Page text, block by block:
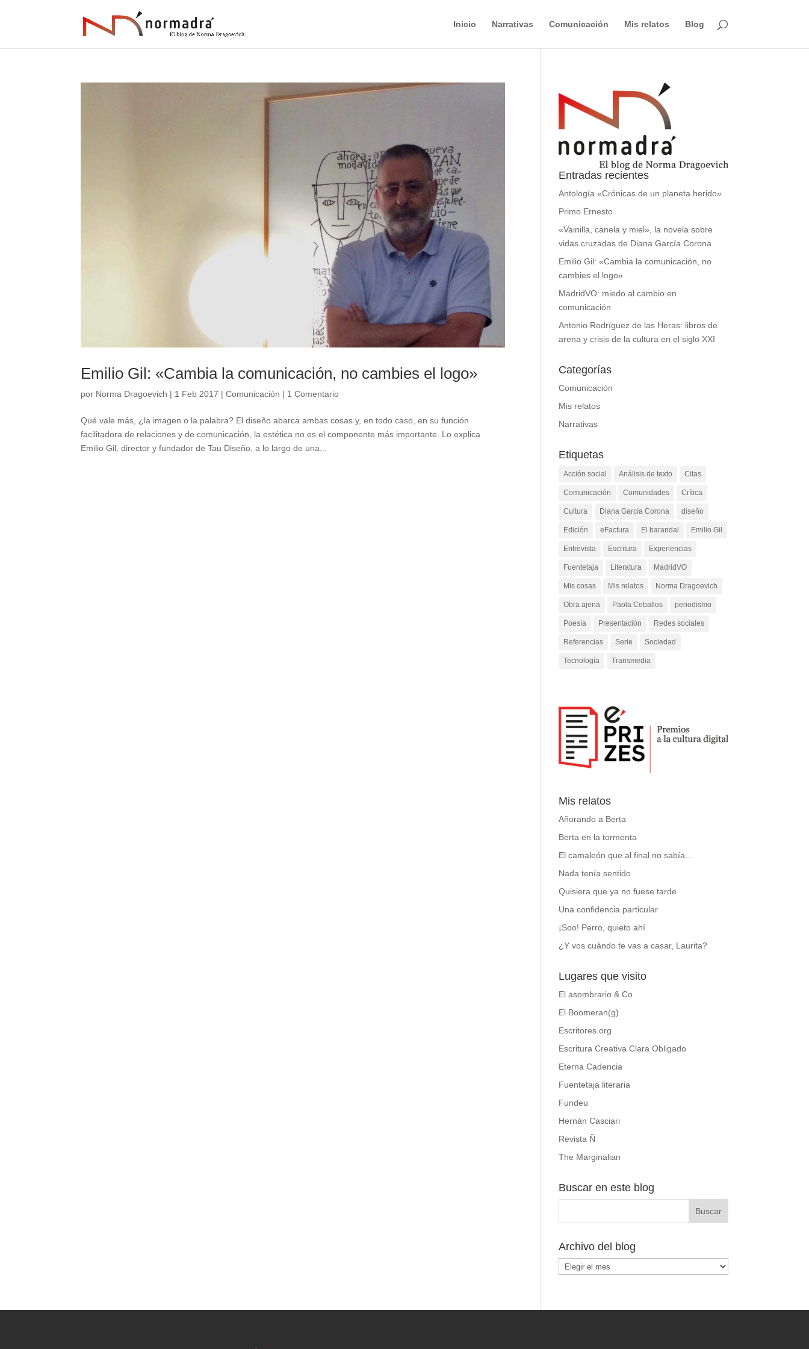
Inicio Narrativas Comunicación Mis relatos Blog
Emilio Gil: «Cambia la comunicación, no cambies el logo»
por Norma Dragoevich | 1 Feb 2017 |Comunicación | 1 Comentario
Qué vale más, ¿la imagen o la palabra? El diseño abarca ambas cosas y, en todo caso, en su función
facilitadora de relaciones y de comunicación, la estética no es el componente más importante. Lo explica
Emilio Gil, director y fundador de Tau Diseño, a lo largo de una...
Entradas recientes
Antología «Crónicas de un planeta herido»
Primo Ernesto
«Vainilla, canela y miel», la novela sobre
vidas cruzadas de Diana García Corona
Emilio Gil: «Cambia la comunicación, no
cambies el logo»
MadridVO: miedo al cambio en
comunicación
Antonio Rodríguez de las Heras: libros de
arena y crisis de la cultura en el siglo XXI
Categorías
Comunicación
Mis relatos
Narrativas
Etiquetas
Acción social Análisis de texto Citas
Comunicación Comunidades Crítica
Cultura Diana García Corona diseño
Edición eFactura El barandal Emilio Gil
Entrevista Escritura Experiencias
Fuentetaja Literatura MadridVO
Mis cosas Mis relatos Norma Dragoevich
Obra ajena Paola Ceballos periodismo
Poesía Presentación Redes sociales
Referencias Serie Sociedad
Tecnología Transmedia
Mis relatos
Añorando a Berta
Berta en la tormenta
El camaleón que al final no sabía…
Nada tenía sentido
Quisiera que ya no fuese tarde
Una confidencia particular
¡Soo! Perro, quieto ahí
¿Y vos cuándo te vas a casar, Laurita?
Lugares que visito
El asombrario & Co
El Boomeran(g)
Escritores.org
Escritura Creativa Clara Obligado
Eterna Cadencia
Fuentetaja literaria
Fundeu
Hernán Casciari
Revista Ñ
The Marginalian
Buscar en este blog
Archivo del blog
Archivo
del